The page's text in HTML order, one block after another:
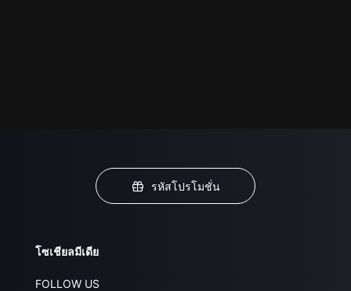
รหัสโปรโมชั่น
โซเชียลมีเดีย
FOLLOW US